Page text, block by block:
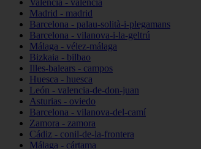
Valencia - valencia
Madrid - madrid
Barcelona - palau-solità-i-plegamans
Barcelona - vilanova-i-la-geltrú
Málaga - vélez-málaga
Bizkaia - bilbao
Illes-balears - campos
Huesca - huesca
León - valencia-de-don-juan
Asturias - oviedo
Barcelona - vilanova-del-camí
Zamora - zamora
Cádiz - conil-de-la-frontera
Málaga - cártama